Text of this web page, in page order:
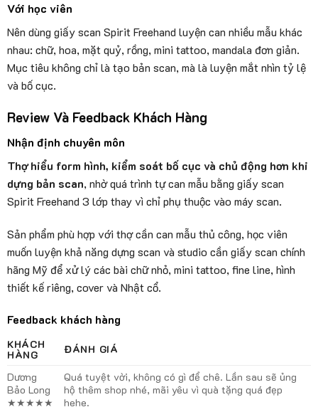
Với học viên
Nên dùng giấy scan Spirit Freehand luyện can nhiều mẫu khác
nhau: chữ, hoa, mặt quỷ, rồng, mini tattoo, mandala đơn giản.
Mục tiêu không chỉ là tạo bản scan, mà là luyện mắt nhìn tỷ lệ
và bố cục.
Review Và Feedback Khách Hàng
Nhận định chuyên môn
Thợ hiểu form hình, kiểm soát bố cục và chủ động hơn khi
dựng bản scan, nhờ quá trình tự can mẫu bằng giấy scan
Spirit Freehand 3 lớp thay vì chỉ phụ thuộc vào máy scan.
Sản phẩm phù hợp với thợ cần can mẫu thủ công, học viên
muốn luyện khả năng dựng scan và studio cần giấy scan chính
hãng Mỹ để xử lý các bài chữ nhỏ, mini tattoo, fine line, hình
thiết kế riêng, cover và Nhật cổ.
Feedback khách hàng
KHÁCH
HÀNG ĐÁNH GIÁ
Dương
Bảo Long
★★★★★
Quá tuyệt vời, không có gì để chê. Lần sau sẽ ủng
hộ thêm shop nhé, mãi yêu vì quà tặng quá đẹp
hehe.